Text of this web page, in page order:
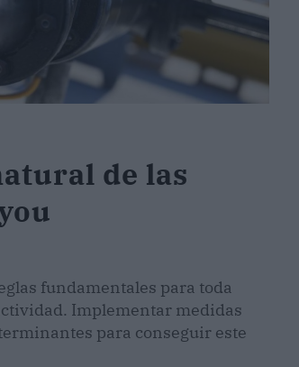
de las
fundamentales para toda
Implementar medidas
para conseguir este